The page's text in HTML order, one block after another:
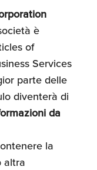
è
of
Services
parte delle
diventerà di
da
la
altra